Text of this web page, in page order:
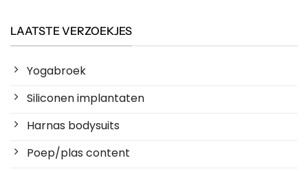
LAATSTE VERZOEKJES
Yogabroek
Siliconen implantaten
Harnas bodysuits
Poep/plas content